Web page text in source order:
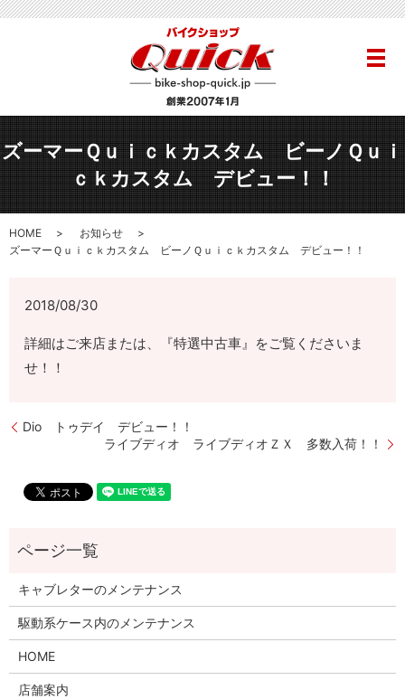
メ
ズーマーＱｕｉｃｋカスタム ビーノＱｕｉ
ｃｋカスタム デビュー！！
HOME
お知らせ
ズーマーＱｕｉｃｋカスタム ビーノＱｕｉｃｋカスタム デビュー！！
2018/08/30
詳細はご来店または、『特選中古車』をご覧くださいま
せ！！
Dio トゥデイ デビュー！！
ライブディオ ライブディオＺＸ 多数入荷！！
キャブレターのメンテナンス
駆動系ケース内のメンテナンス
HOME
店舗案内